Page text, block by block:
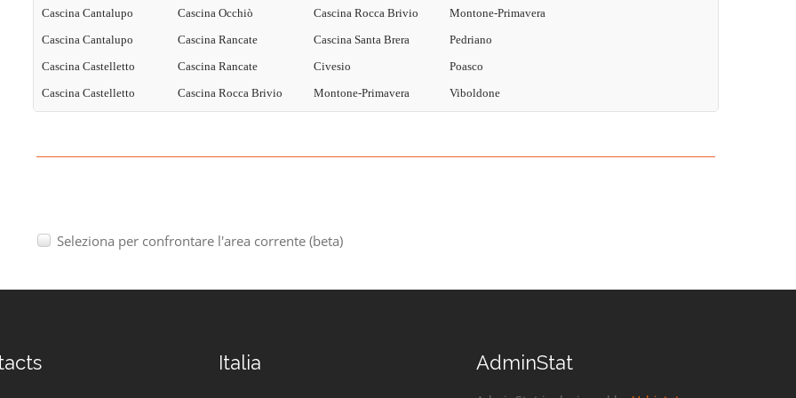
Cascina Cantalupo
Cascina Cantalupo
Cascina Castelletto
Cascina Castelletto
Cascina Occhiò
Cascina Rancate
Cascina Rancate
Cascina Rocca Brivio
Cascina Rocca Brivio
Cascina Santa Brera
Civesio
Montone-Primavera
Montone-Primavera
Pedriano
Poasco
Viboldone
Seleziona per confrontare l'area corrente (beta)
Italia AdminStat